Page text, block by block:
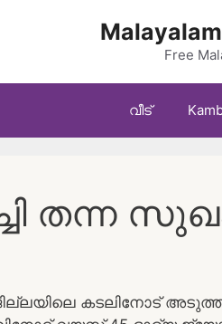
Free
വീട്
തന്ന
കടലിനോട്